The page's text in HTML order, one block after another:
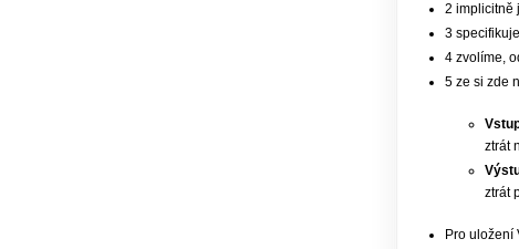
2 implicitně
3
4 zvolíme,
5 ze si zde
ztrát
ztrát
Pro uložení